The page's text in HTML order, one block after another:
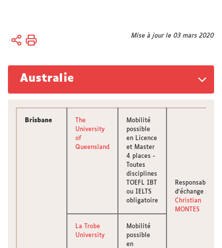
Vous
Accueil
Partir à
l'étranger
Mise à jour le 03 mars 2020
Australie
Brisbane
The
University
of
Queensland
Mobilité
possible
en Licence
et Master
4 places -
Toutes
disciplines
TOEFL IBT
ou IELTS
obligatoire
Responsable
d'échange :
Christian
MONTES
La Trobe
University
Mobilité
possible
en